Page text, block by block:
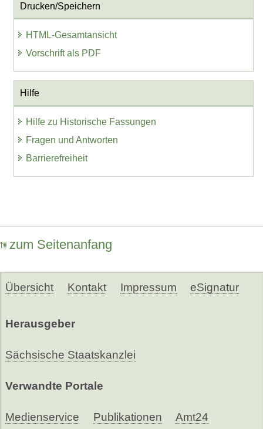
Drucken/Speichern
HTML-Gesamtansicht
Vorschrift als PDF
Hilfe
Hilfe zu Historische Fassungen
Fragen und Antworten
Barrierefreiheit
zum Seitenanfang
Übersicht Kontakt Impressum eSignatur
Herausgeber
Sächsische Staatskanzlei
Verwandte Portale
Medienservice Publikationen Amt24